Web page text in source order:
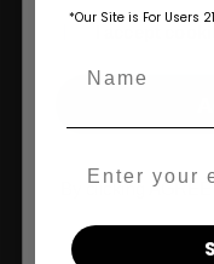
By clicking
*Our Site is For Users